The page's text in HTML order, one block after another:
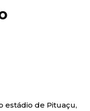
estádio de Pituaçu,